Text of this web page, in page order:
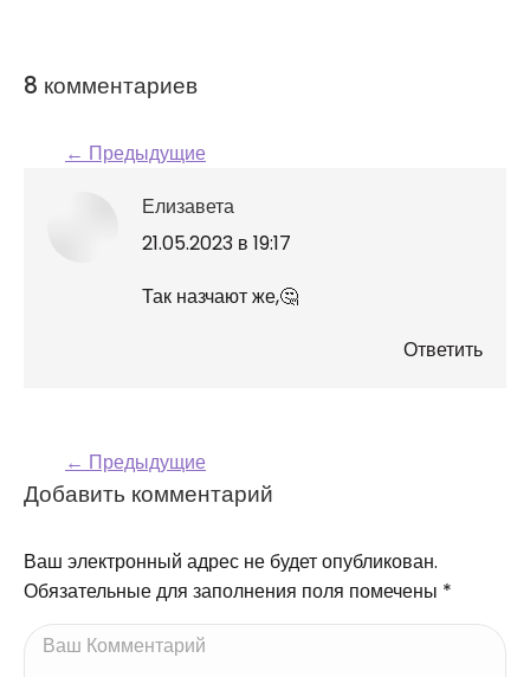
8 комментариев
Навигация по
комментариям
← Предыдущие
Елизавета
говорит:
21.05.2023 в 19:17
Так назчают же,🤔
Ответить
Навигация по
комментариям
← Предыдущие
Добавить комментарий
Ваш электронный адрес не будет опубликован.
Обязательные для заполнения поля помечены *
Ваш Комментарий